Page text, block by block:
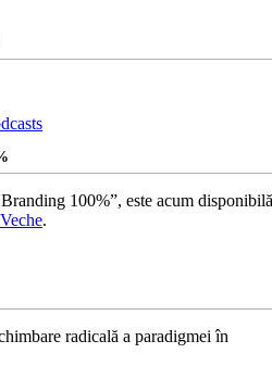
100%”, este acum
.
radicală a paradigmei în